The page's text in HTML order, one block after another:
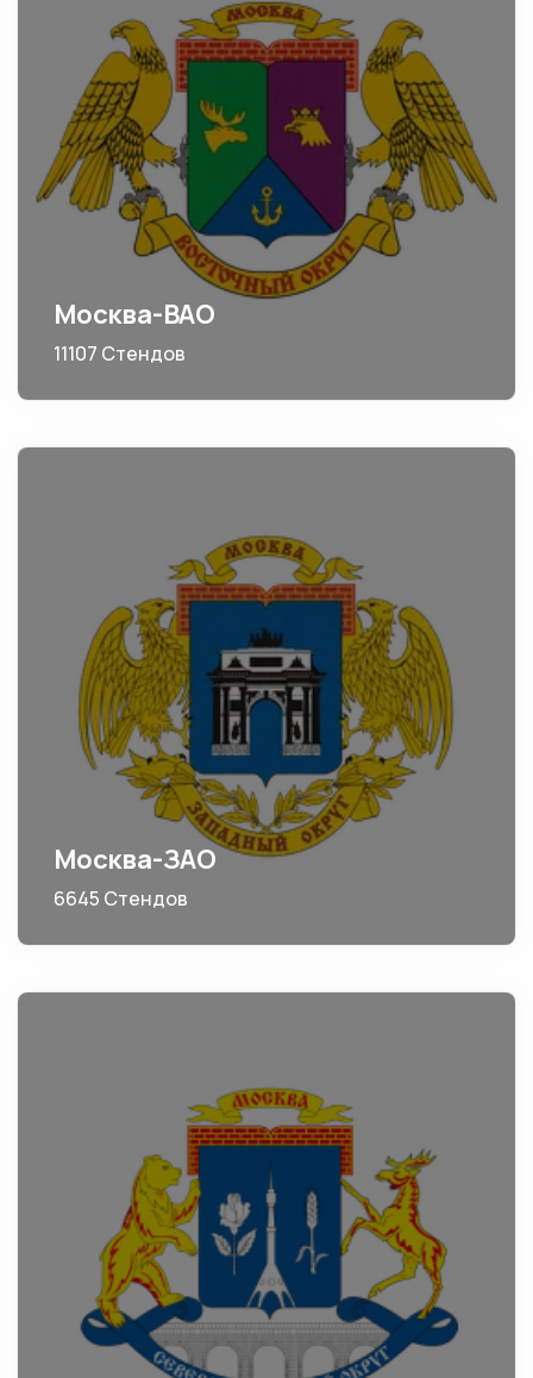
Москва-ВАО
11107 Стендов
Москва-ЗАО
6645 Стендов